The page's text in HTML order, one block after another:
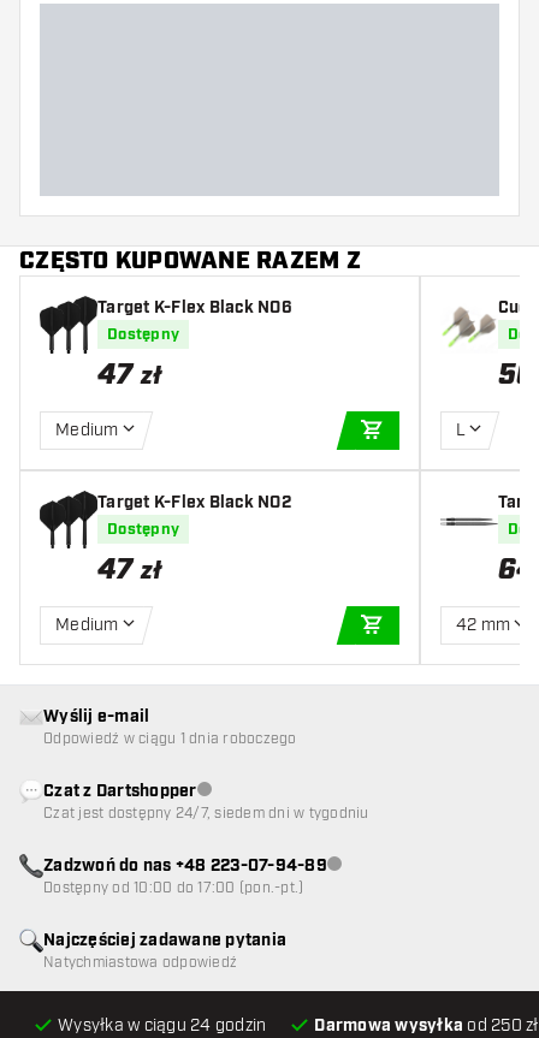
CZĘSTO KUPOWANE RAZEM Z
Target K-Flex Black NO6
Dostępny
47 zł
Medium
DODAJ DO
Target K-Flex Black NO2
Dostępny
47 zł
Medium
DODAJ DO
50
L
ittler
64
42 mm
Wysyłka w ciągu 24 godzin Darmowa wysyłka od 250
Najczęściej zadawane pytania
Natychmiastowa odpowiedź
Wyślij e-mail
Odpowiedź w ciągu 1 dnia roboczego
Czat z DartshopperObsługa klienta niedostępna
Czat jest dostępny 24/7, siedem dni w tygodniu
Zadzwoń do nas +48 223-07-94-89Obsługa klienta niedostępna
Dostępny od 10:00 do 17:00 (pon.-pt.)